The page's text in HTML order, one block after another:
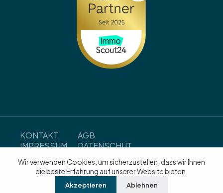
Wir verwenden Cookies, um sicherzustellen, dass wir Ihnen
die beste Erfahrung auf unserer Website bieten.
Akzeptieren Ablehnen
KONTAKT
AGB
IMPRESSUM
DATENSCHUT
WIDERRUFSB
ELEHRUNG